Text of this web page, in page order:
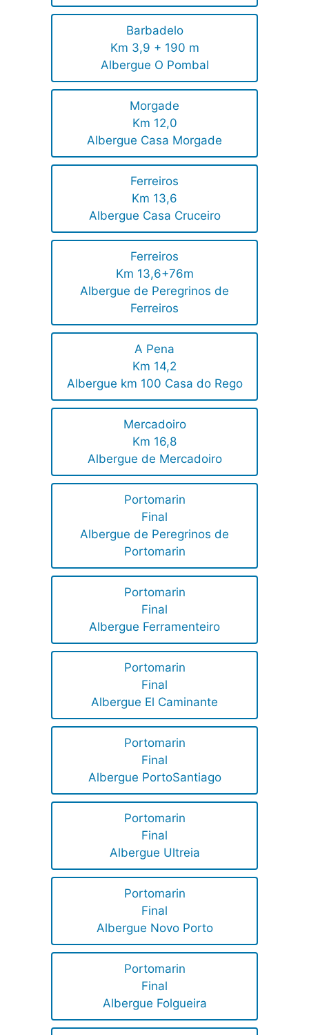
Barbadelo
Km 3,9 + 190 m
Albergue O Pombal
Morgade
Km 12,0
Albergue Casa Morgade
Ferreiros
Km 13,6
Albergue Casa Cruceiro
Ferreiros
Km 13,6+76m
Albergue de Peregrinos de
Ferreiros
A Pena
Km 14,2
Albergue km 100 Casa do Rego
Mercadoiro
Km 16,8
Albergue de Mercadoiro
Portomarin
Final
Albergue de Peregrinos de
Portomarin
Portomarin
Final
Albergue Ferramenteiro
Portomarin
Final
Albergue El Caminante
Portomarin
Final
Albergue PortoSantiago
Portomarin
Final
Albergue Ultreia
Portomarin
Final
Albergue Novo Porto
Portomarin
Final
Albergue Folgueira